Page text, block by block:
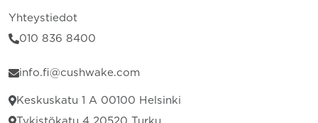
Yhteystiedot
010 836 8400
info.fi@cushwake.com
Keskuskatu 1 A 00100 Helsinki